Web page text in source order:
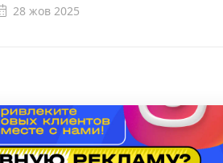
28 жов 2025